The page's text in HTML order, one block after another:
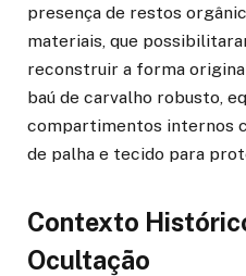
presença de restos
materiais, que
reconstruir a forma
baú de carvalho robusto,
compartimentos internos
de palha e tecido para
Contexto
Ocultação